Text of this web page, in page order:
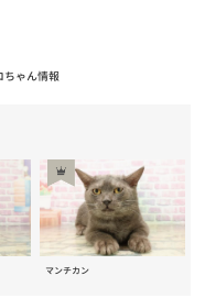
ちゃん情報
マンチカン